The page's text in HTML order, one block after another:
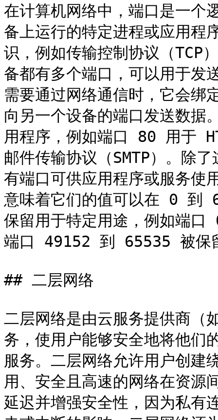
在计算机网络中，端口是一个
备上运行的特定进程或应用程
识，例如传输控制协议（TCP
备都有多个端口，可以用于发
需要通过网络通信时，它会绑
向另一个设备的端口发送数据
用程序，例如端口 80 用于
邮件传输协议（SMTP）。除
有端口可供应用程序或服务
意味着它们的值可以在 0 到
保留用于特定用途，例如端
端口 49152 到 65535 被保
## 二层网络
二层网络是由云服务提供商（
务，使用户能够安全地将他们
服务。二层网络允许用户创建
用、安全且高速的网络在资源
延迟并增强安全性，因为私有